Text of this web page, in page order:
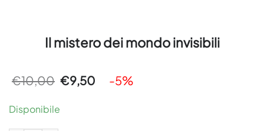
Il mistero dei mondo invisibili
€10,00 Il
prezzo
€9,50
prezzo
-5%
Disponibile